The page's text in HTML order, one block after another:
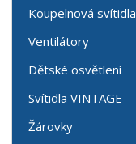
Koupelnová svítidla
Ventilátory
Dětské osvětlení
Svítidla VINTAGE
Žárovky